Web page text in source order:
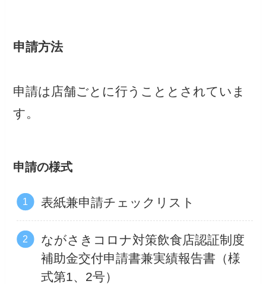
申請方法
申請は店舗ごとに行うこととされていま
す。
申請の様式
表紙兼申請チェックリスト
ながさきコロナ対策飲食店認証制度
補助金交付申請書兼実績報告書（様
式第1、2号）